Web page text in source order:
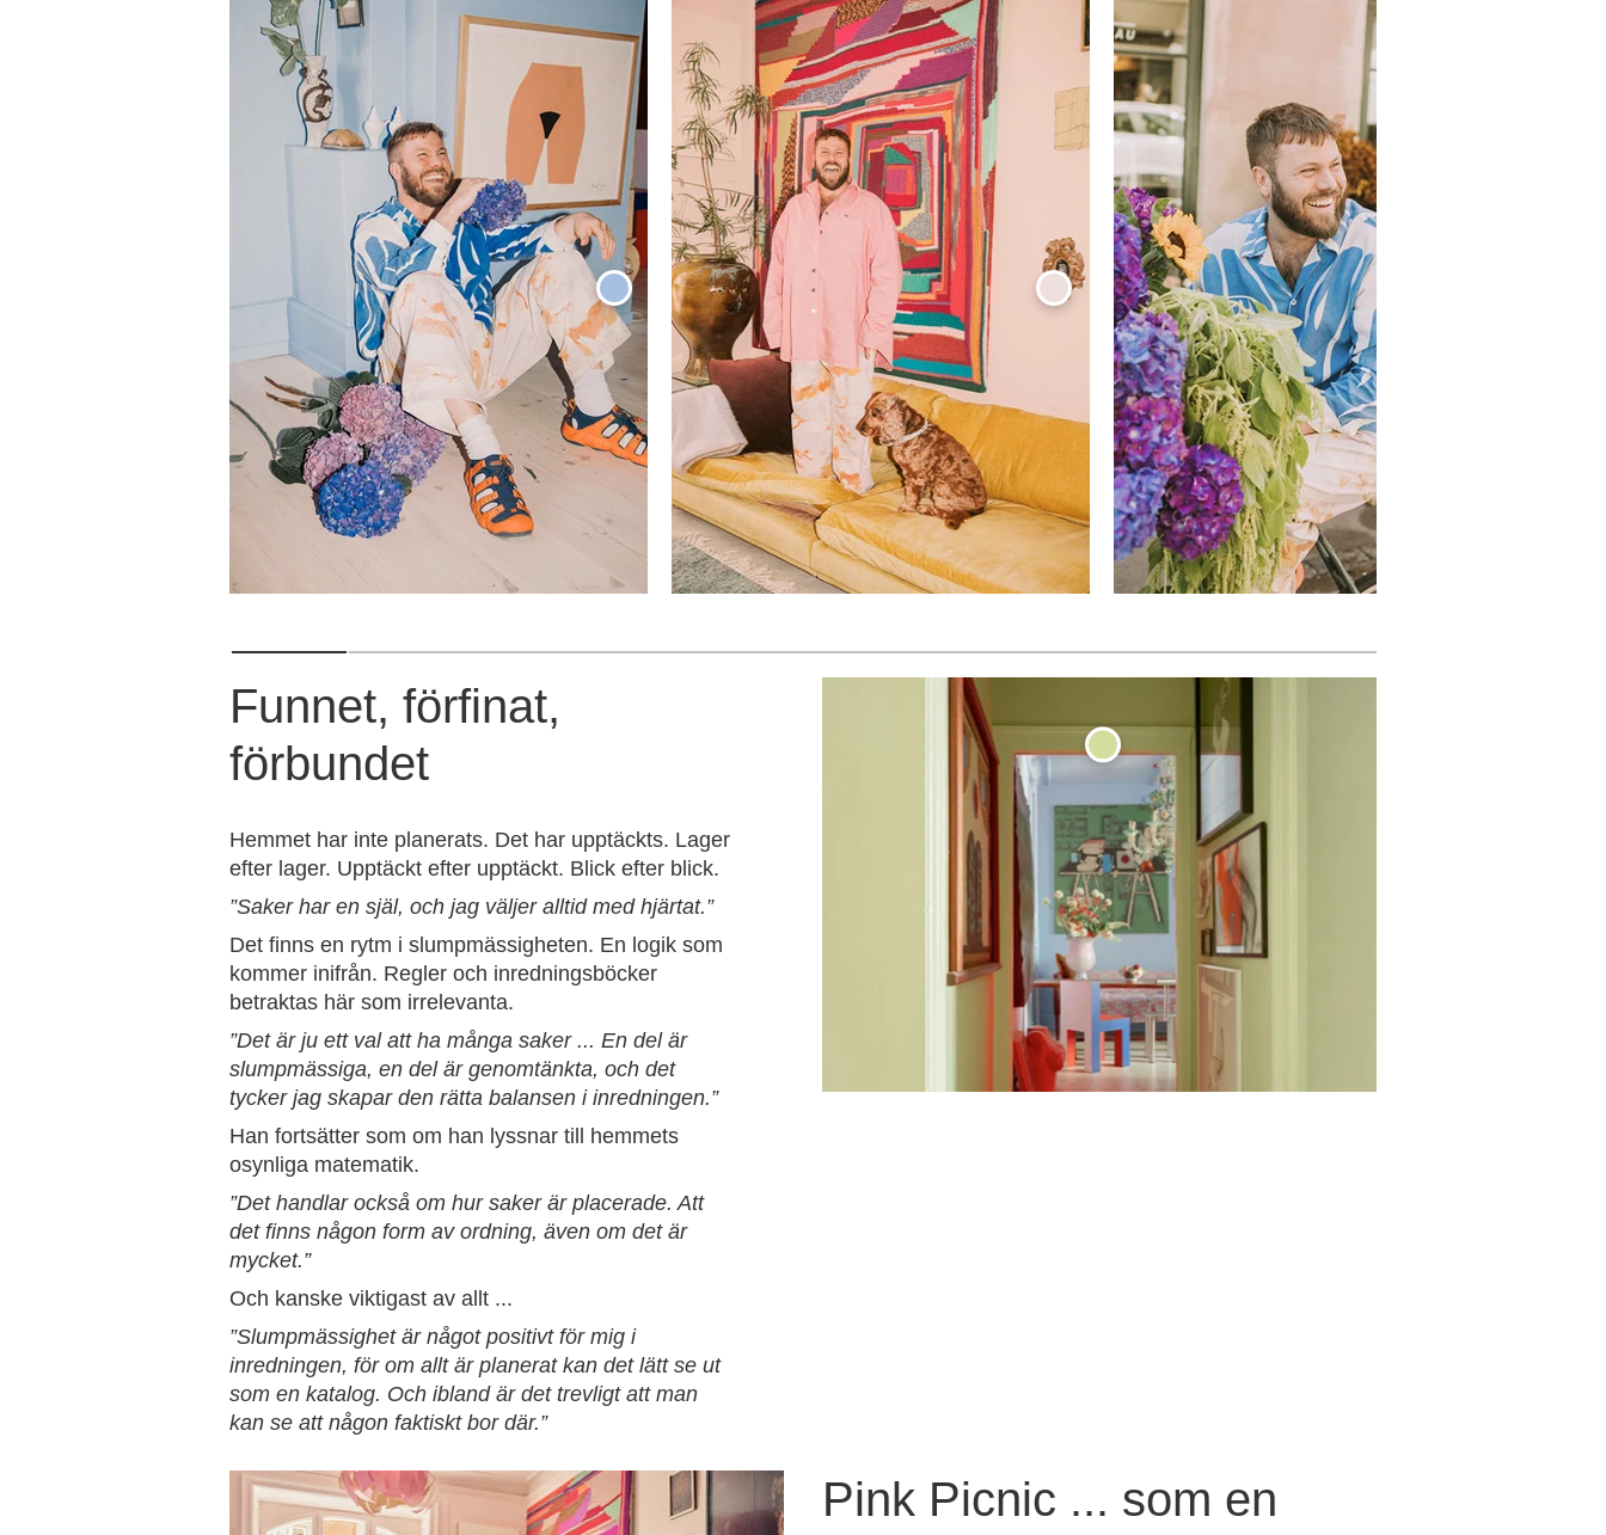
Funnet, förfinat,
förbundet
Hemmet har inte planerats. Det har upptäckts. Lager
efter lager. Upptäckt efter upptäckt. Blick efter blick.
”Saker har en själ, och jag väljer alltid med hjärtat.”
Det finns en rytm i slumpmässigheten. En logik som
kommer inifrån. Regler och inredningsböcker
betraktas här som irrelevanta.
”Det är ju ett val att ha många saker ... En del är
slumpmässiga, en del är genomtänkta, och det
tycker jag skapar den rätta balansen i inredningen.”
Han fortsätter som om han lyssnar till hemmets
osynliga matematik.
”Det handlar också om hur saker är placerade. Att
det finns någon form av ordning, även om det är
mycket.”
Och kanske viktigast av allt ...
”Slumpmässighet är något positivt för mig i
inredningen, för om allt är planerat kan det lätt se ut
som en katalog. Och ibland är det trevligt att man
kan se att någon faktiskt bor där.”
Pink Picnic ... som en